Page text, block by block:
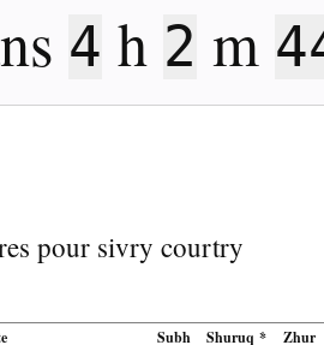
4 h 2 m
pour sivry courtry
Subh Shuruq * Zhur